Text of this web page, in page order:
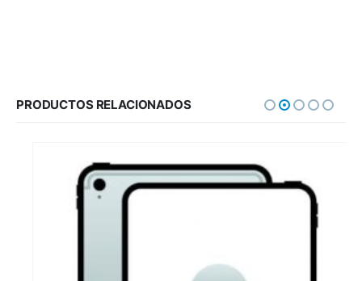
PRODUCTOS RELACIONADOS